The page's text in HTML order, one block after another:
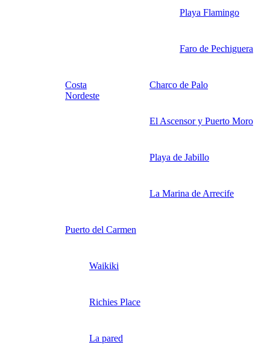
Playa Flamingo
Faro de Pechiguera
Costa
Nordeste
Charco de Palo
El Ascensor y Puerto Moro
Playa de Jabillo
La Marina de Arrecife
Puerto del Carmen
Waikiki
Richies Place
La pared